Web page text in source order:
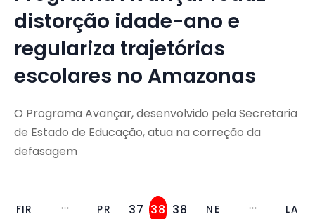
distorção idade-ano e
regulariza trajetórias
escolares no Amazonas
O Programa Avançar, desenvolvido pela Secretaria
de Estado de Educação, atua na correção da
defasagem
FIR
PR
37 38 38
NE
LA